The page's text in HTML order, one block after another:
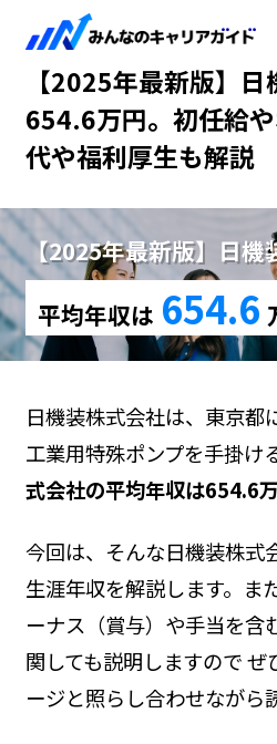
HOME 【2025年最新版】日機装
【2025年最新版】
654.6万円。初任給
代や福利厚生も解説
【2025年最新版】日機
平均年収は 654.6
日機装株式会社は、東京都
工業用特殊ポンプを手掛け
式会社の平均年収は654.6
今回は、そんな日機装株式
生涯年収を解説します。ま
ーナス（賞与）や手当を含
関しても説明しますので
ージと照らし合わせながら